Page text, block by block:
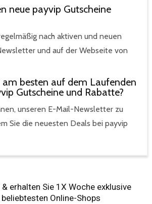
neue payvip Gutscheine
nach aktiven und neuen
und auf der Webseite von
am besten auf dem Laufenden
Gutscheine und Rabatte?
unseren E-Mail-Newsletter zu
Sie die neuesten Deals bei payvip
erhalten Sie 1X Woche exklusive
Online-Shops​